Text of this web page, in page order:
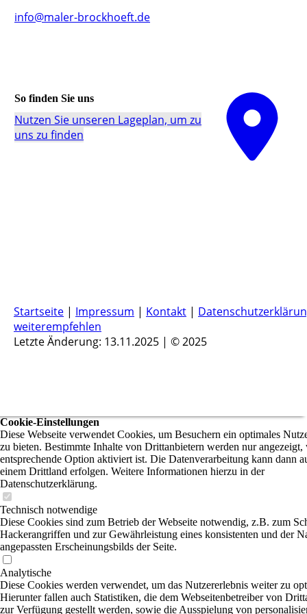
info@maler-brockhoeft.de
So finden Sie uns
Nutzen Sie unseren La­ge­plan, um zu
uns zu finden
Startseite | Impressum | Kontakt |
weiterempfehlen
Letzte Änderung: 13.11.2025 | © 2025
Cookie-Einstellungen
Diese Webseite verwendet Cookies, um Besuchern ein optimales
zu bieten. Bestimmte Inhalte von Drittanbietern werden nur angezeigt,
entsprechende Option aktiviert ist. Die Datenverarbeitung kann dann
einem Drittland erfolgen. Weitere Informationen hierzu in der
Datenschutzerklärung.
Technisch notwendige
Diese Cookies sind zum Betrieb der Webseite notwendig, z.B. zum
Hackerangriffen und zur Gewährleistung eines konsistenten und der
angepassten Erscheinungsbilds der Seite.
Analytische
Diese Cookies werden verwendet, um das Nutzererlebnis weiter zu
Hierunter fallen auch Statistiken, die dem Webseitenbetreiber von
zur Verfügung gestellt werden, sowie die Ausspielung von